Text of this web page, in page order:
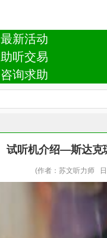
最新活动
助听交易
咨询求助
试听机介绍—斯达克
(作者：苏文听力师